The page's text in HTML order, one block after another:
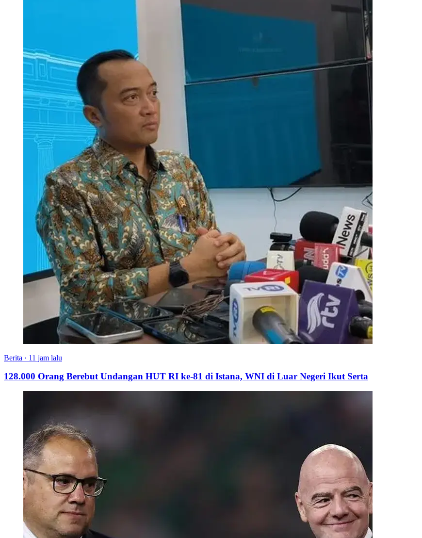
Berita · 11 jam lalu
128.000 Orang Berebut Undangan HUT RI ke-81 di Istana, WNI di Luar Negeri Ikut Serta